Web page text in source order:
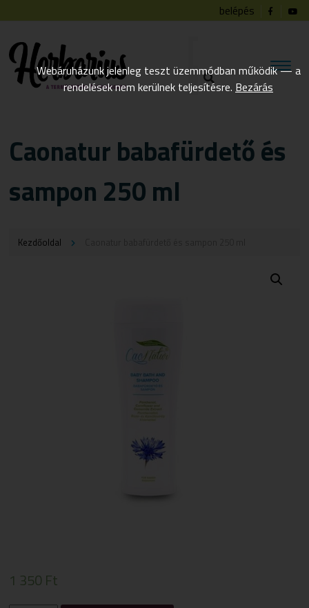
belépés
Caonatur babafürdető és
sampon 250 ml
Kezdőoldal
1 350 Ft
Webáruházunk jelenleg teszt üzemmódban működik — a
rendelések nem kerülnek teljesítésre. Bezárás